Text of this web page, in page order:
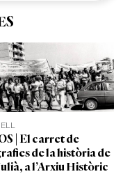
| El carret de
de la història de
a l’Arxiu Històric